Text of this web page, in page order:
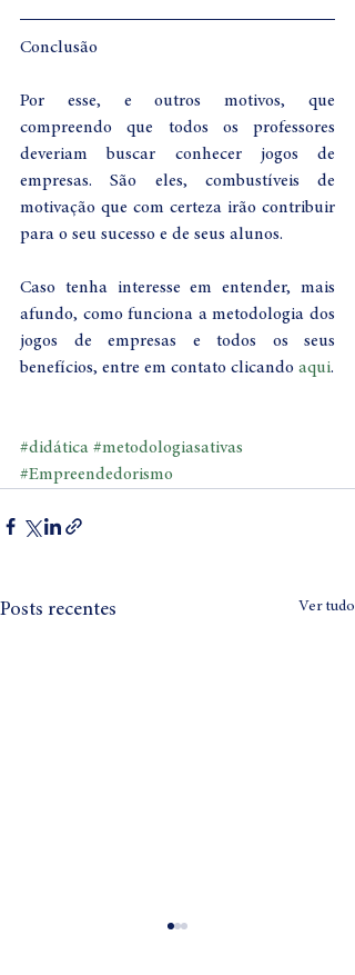
Conclusão
Por esse, e outros motivos, que
compreendo que todos os professores
deveriam buscar conhecer jogos de
empresas. São eles, combustíveis de
motivação que com certeza irão contribuir
para o seu sucesso e de seus alunos.
Caso tenha interesse em entender, mais
afundo, como funciona a metodologia dos
jogos de empresas e todos os seus
benefícios, entre em contato clicando aqui
#didática #metodologiasativas
#Empreendedorismo
Posts recentes Ver tudo